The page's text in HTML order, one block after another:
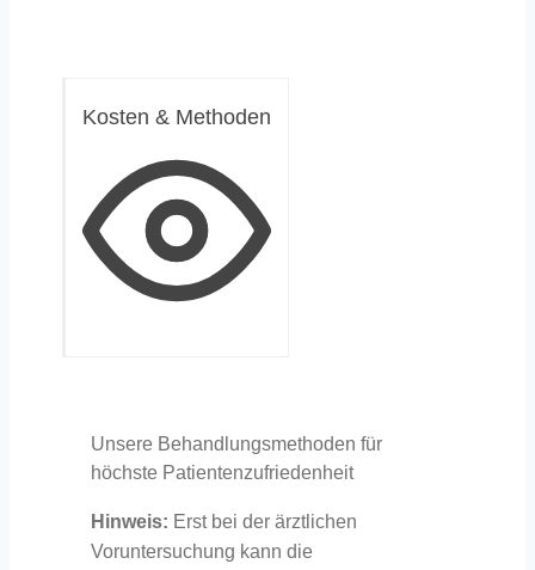
Kosten & Methoden
Unsere Behandlungsmethoden für
höchste Patientenzufriedenheit
Hinweis: Erst bei der ärztlichen
Voruntersuchung kann die